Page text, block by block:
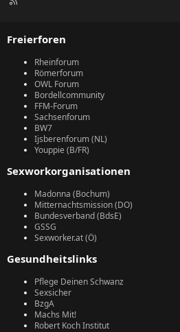
Freierforen
Rheinforum
Römerforum
OWL Forum
Bordellcommunity
FFM-Forum
Sachsenforum
BW7
Ijsberenforum (NL)
Youppie (B/FR)
Sexworkorganisationen
Madonna (Bochum)
Mitternachtsmission (DO)
Bundesverband (BdsE)
GSSG
Sexworker.at (Ö)
Gesundheitslinks
Pflege Deinen Schwanz
Sexsicher
BzgA
Machs Mit!
Robert Koch Institut